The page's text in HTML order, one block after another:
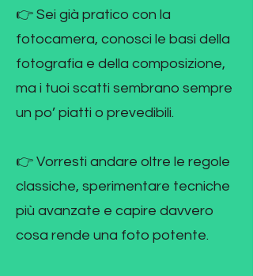
👉 Sei già pratico con la
fotocamera, conosci le basi della
fotografia e della composizione,
ma i tuoi scatti sembrano sempre
un po’ piatti o prevedibili.
👉 Vorresti andare oltre le regole
classiche, sperimentare tecniche
più avanzate e capire davvero
cosa rende una foto potente.